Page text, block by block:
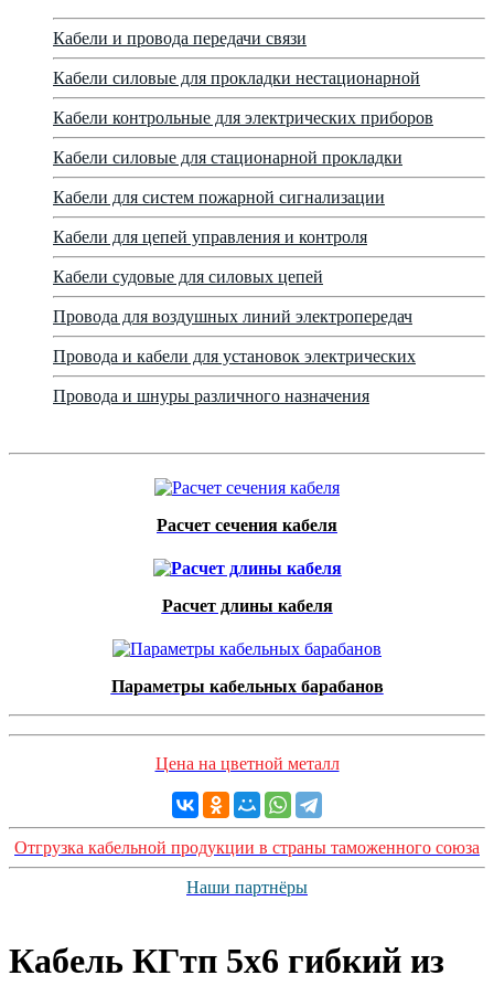
Кабели и провода передачи связи
Кабели силовые для прокладки нестационарной
Кабели контрольные для электрических приборов
Кабели силовые для стационарной прокладки
Кабели для систем пожарной сигнализации
Кабели для цепей управления и контроля
Кабели судовые для силовых цепей
Провода для воздушных линий электропередач
Провода и кабели для установок электрических
Провода и шнуры различного назначения
Расчет сечения кабеля
Расчет длины кабеля
Параметры кабельных барабанов
Цена на цветной металл
Отгрузка кабельной продукции в страны таможенного союза
Наши партнёры
Кабель КГтп 5х6 гибкий из